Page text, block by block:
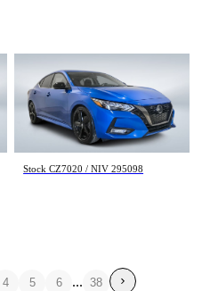
Nissan Sentra
SR 2021
124 849 km
15 300 $
Stock CZ7020 / NIV 295098
4 5 6 ... 38